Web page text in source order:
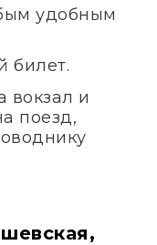
удобным
билет.
вокзал и
поезд,